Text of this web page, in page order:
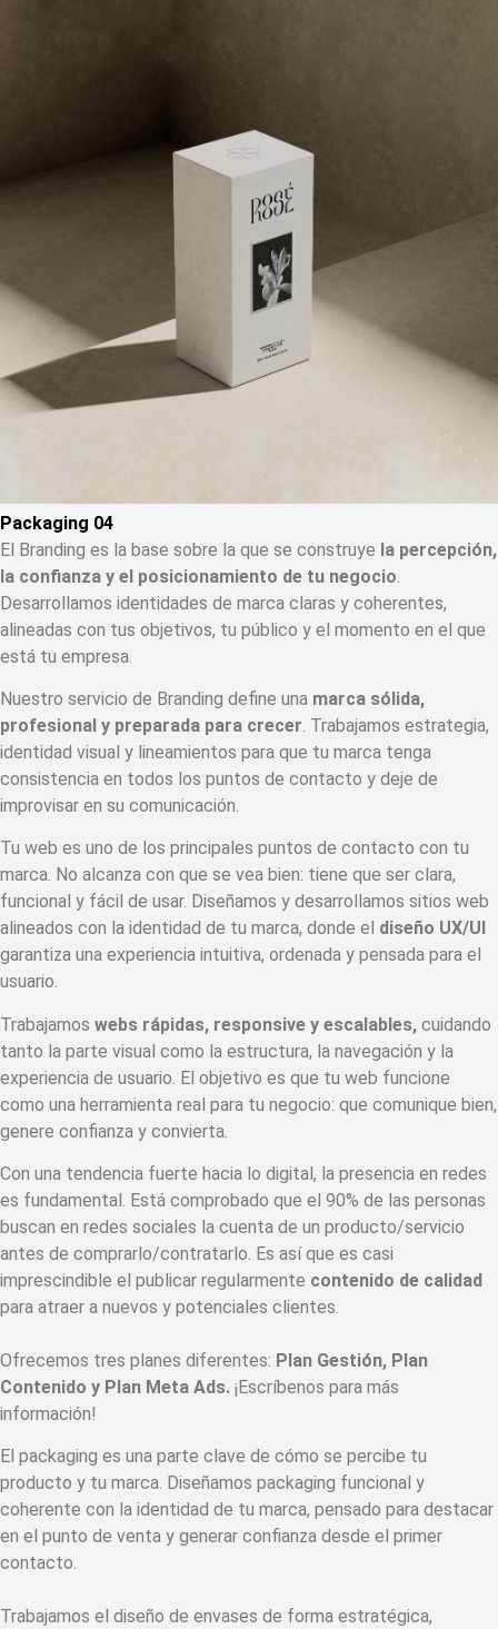
Packaging 04
El Branding es la base sobre la que se construye la percepción,
la confianza y el posicionamiento de tu negocio
Desarrollamos identidades de marca claras y coherentes,
alineadas con tus objetivos, tu público y el momento en el que
está tu empresa.
Nuestro servicio de Branding define una marca sólida,
profesional y preparada para crecer. Trabajamos estrategia,
identidad visual y lineamientos para que tu marca tenga
consistencia en todos los puntos de contacto y deje de
improvisar en su comunicación.
Tu web es uno de los principales puntos de contacto con tu
marca. No alcanza con que se vea bien: tiene que ser clara,
funcional y fácil de usar. Diseñamos y desarrollamos sitios web
alineados con la identidad de tu marca, donde el diseño UX/UI
garantiza una experiencia intuitiva, ordenada y pensada para el
usuario.
Trabajamos webs rápidas, responsive y escalables, cuidando
tanto la parte visual como la estructura, la navegación y la
experiencia de usuario. El objetivo es que tu web funcione
como una herramienta real para tu negocio: que comunique bien,
genere confianza y convierta.
Con una tendencia fuerte hacia lo digital, la presencia en redes
es fundamental. Está comprobado que el 90% de las personas
buscan en redes sociales la cuenta de un producto/servicio
antes de comprarlo/contratarlo. Es así que es casi
imprescindible el publicar regularmente contenido de calidad
para atraer a nuevos y potenciales clientes.
Ofrecemos tres planes diferentes: Plan Gestión, Plan
Contenido y Plan Meta Ads. ¡Escríbenos para más
información!
El packaging es una parte clave de cómo se percibe tu
producto y tu marca. Diseñamos packaging funcional y
coherente con la identidad de tu marca, pensado para destacar
en el punto de venta y generar confianza desde el primer
contacto.
Trabajamos el diseño de envases de forma estratégica,